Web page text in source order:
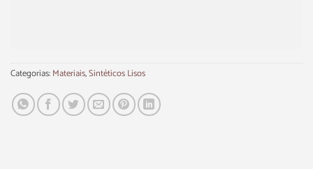
Categorias:Materiais,Sintéticos Lisos